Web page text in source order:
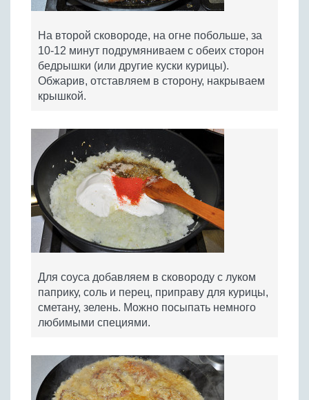
На второй сковороде, на огне побольше, за
10-12 минут подрумяниваем с обеих сторон
бедрышки (или другие куски курицы).
Обжарив, отставляем в сторону, накрываем
крышкой.
Для соуса добавляем в сковороду с луком
паприку, соль и перец, приправу для курицы,
сметану, зелень. Можно посыпать немного
любимыми специями.